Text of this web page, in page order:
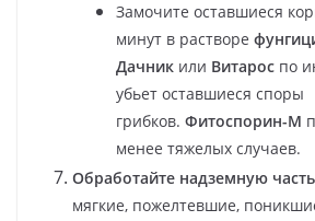
Замочите оставшиеся
минут в растворе
Дачник или Витарос по
убьет оставшиеся споры
грибков. Фитоспорин-М
менее тяжелых случаев.
Обработайте надземную
мягкие, пожелтевшие,